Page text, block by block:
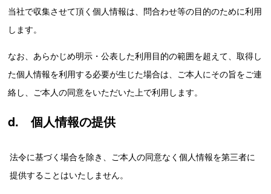
当社で収集させて頂く個人情報は、問合わせ等の目的のために利用
します。
なお、あらかじめ明示・公表した利用目的の範囲を超えて、取得し
た個人情報を利用する必要が生じた場合は、ご本人にその旨をご連
絡し、ご本人の同意をいただいた上で利用します。
d. 個人情報の提供
法令に基づく場合を除き、ご本人の同意なく個人情報を第三者に
提供することはいたしません。